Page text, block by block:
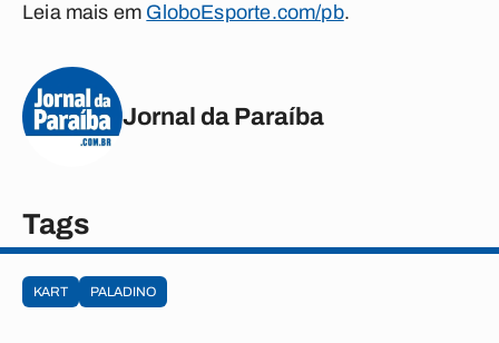
Leia mais em GloboEsporte.com/pb.
Jornal da Paraíba
Tags
KART PALADINO